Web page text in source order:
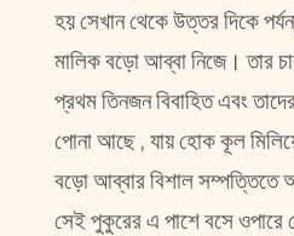
হয় সেখান থেকে উত্তর দিকে
মালিক বড়ো আব্বা নিজে। তার
প্রথম তিনজন বিবাহিত এবং
পোনা আছে , যায় হোক কূল
বড়ো আব্বার বিশাল
সেই পুকুরের এ পাশে বসে ওপারে